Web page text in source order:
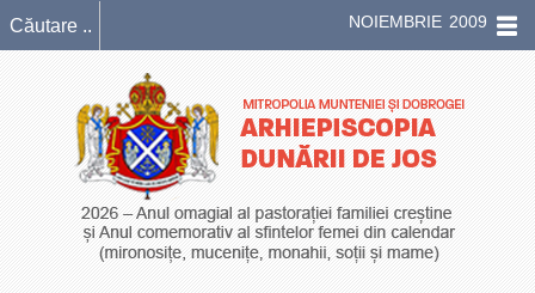
NOIEMBRIE 2009